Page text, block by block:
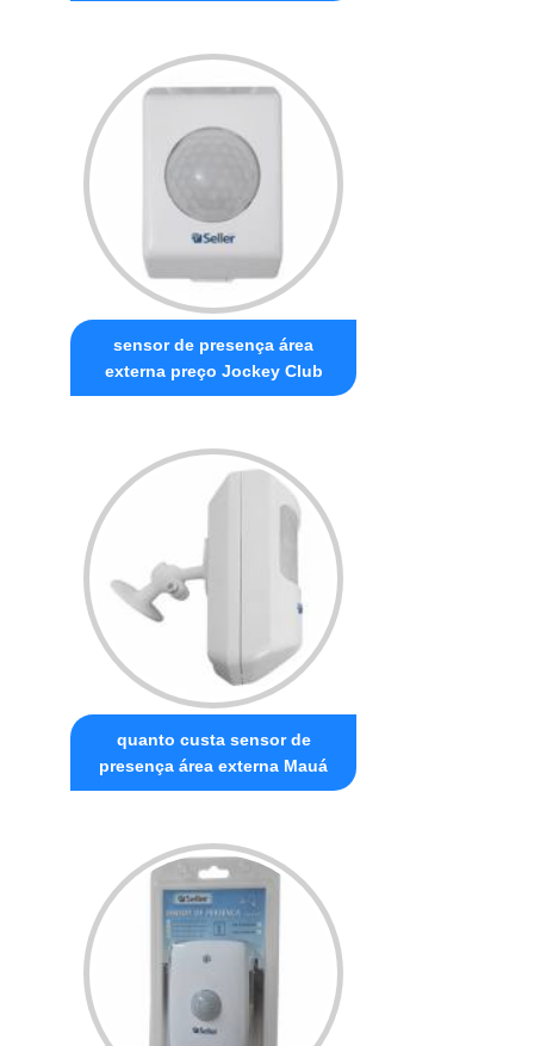
sensor de presença área
externa preço Jockey Club
quanto custa sensor de
presença área externa Mauá